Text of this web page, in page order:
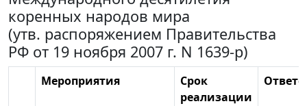
коренных народов мира
(утв. распоряжением Правительства
РФ от 19 ноября 2007 г. N 1639-р)
Мероприятия
Срок
реализации